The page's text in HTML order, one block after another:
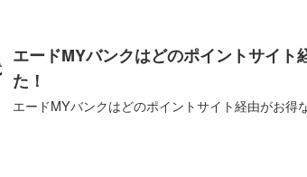
エードMYバンクはどのポイントサイト
た！
エードMYバンクはどのポイントサイト経由がお得